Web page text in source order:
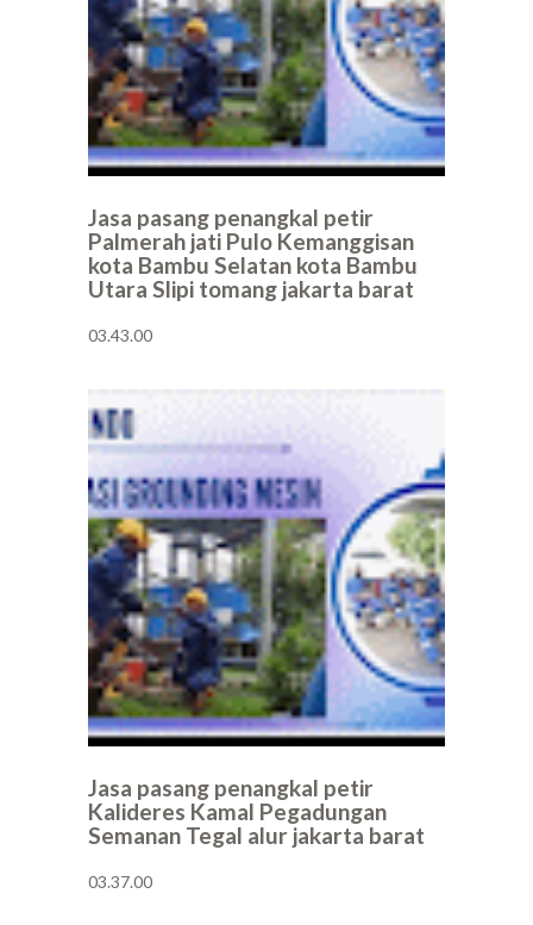
Jasa pasang penangkal petir
Palmerah jati Pulo Kemanggisan
kota Bambu Selatan kota Bambu
Utara Slipi tomang jakarta barat
03.43.00
Jasa pasang penangkal petir
Kalideres Kamal Pegadungan
Semanan Tegal alur jakarta barat
03.37.00